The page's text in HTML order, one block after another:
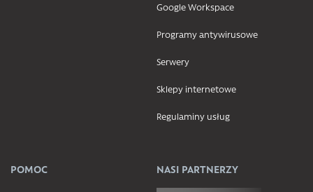
Google Workspace
Programy antywirusowe
Serwery
Sklepy internetowe
Regulaminy usług
POMOC NASI PARTNERZY